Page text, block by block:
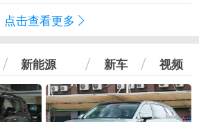
点击查看更多
新能源 新车 视频